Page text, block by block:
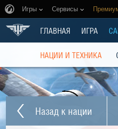
Игры Сервисы
ГЛАВНАЯ ИГРА
НАЦИИ И ТЕХНИКА
Назад к нации